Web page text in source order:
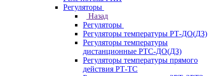
Регуляторы
Назад
Регуляторы
Регуляторы температуры РТ-ДО(ДЗ)
Регуляторы температуры
дистанционные РТС-ДО(ДЗ)
Регуляторы температуры прямого
действия РТ-ТС